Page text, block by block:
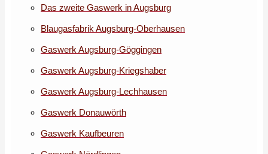
Das zweite Gaswerk in Augsburg
Blaugasfabrik Augsburg-Oberhausen
Gaswerk Augsburg-Göggingen
Gaswerk Augsburg-Kriegshaber
Gaswerk Augsburg-Lechhausen
Gaswerk Donauwörth
Gaswerk Kaufbeuren